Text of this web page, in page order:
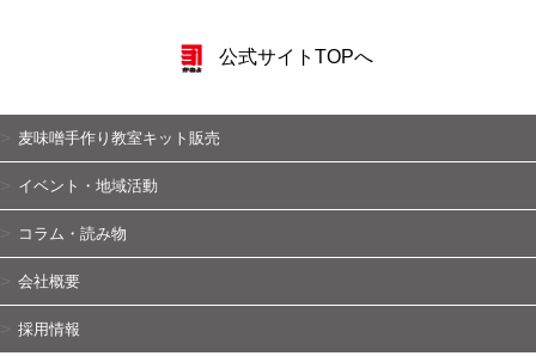
公式サイトTOPへ
麦味噌手作り教室キット販売
イベント・地域活動
コラム・読み物
会社概要
採用情報